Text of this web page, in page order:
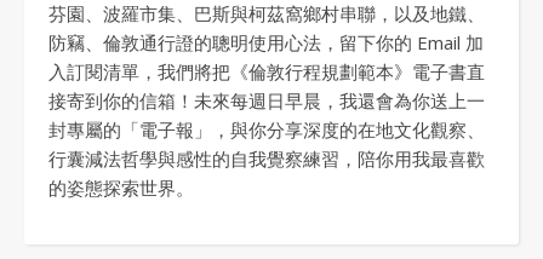
芬園、波羅市集、巴斯與柯茲窩鄉村串聯，以及地鐵、
防竊、倫敦通行證的聰明使用心法，留下你的 Email 加
入訂閱清單，我們將把《倫敦行程規劃範本》電子書直
接寄到你的信箱！未來每週日早晨，我還會為你送上一
封專屬的「電子報」，與你分享深度的在地文化觀察、
行囊減法哲學與感性的自我覺察練習，陪你用我最喜歡
的姿態探索世界。